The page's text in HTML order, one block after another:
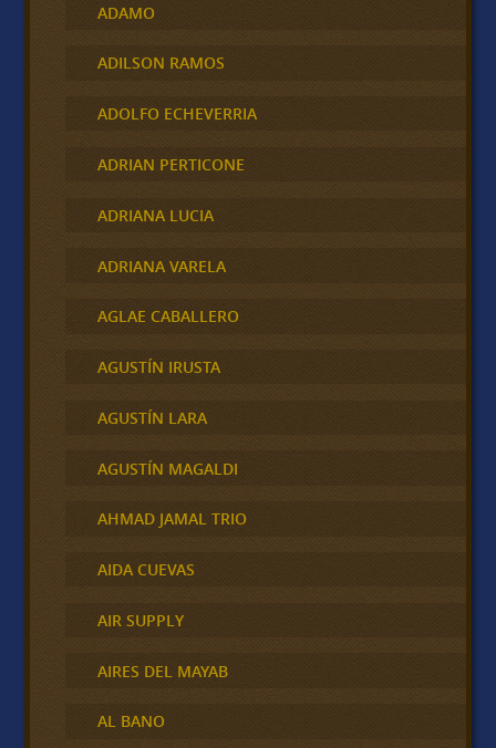
ADAMO
ADILSON RAMOS
ADOLFO ECHEVERRIA
ADRIAN PERTICONE
ADRIANA LUCIA
ADRIANA VARELA
AGLAE CABALLERO
AGUSTÍN IRUSTA
AGUSTÍN LARA
AGUSTÍN MAGALDI
AHMAD JAMAL TRIO
AIDA CUEVAS
AIR SUPPLY
AIRES DEL MAYAB
AL BANO